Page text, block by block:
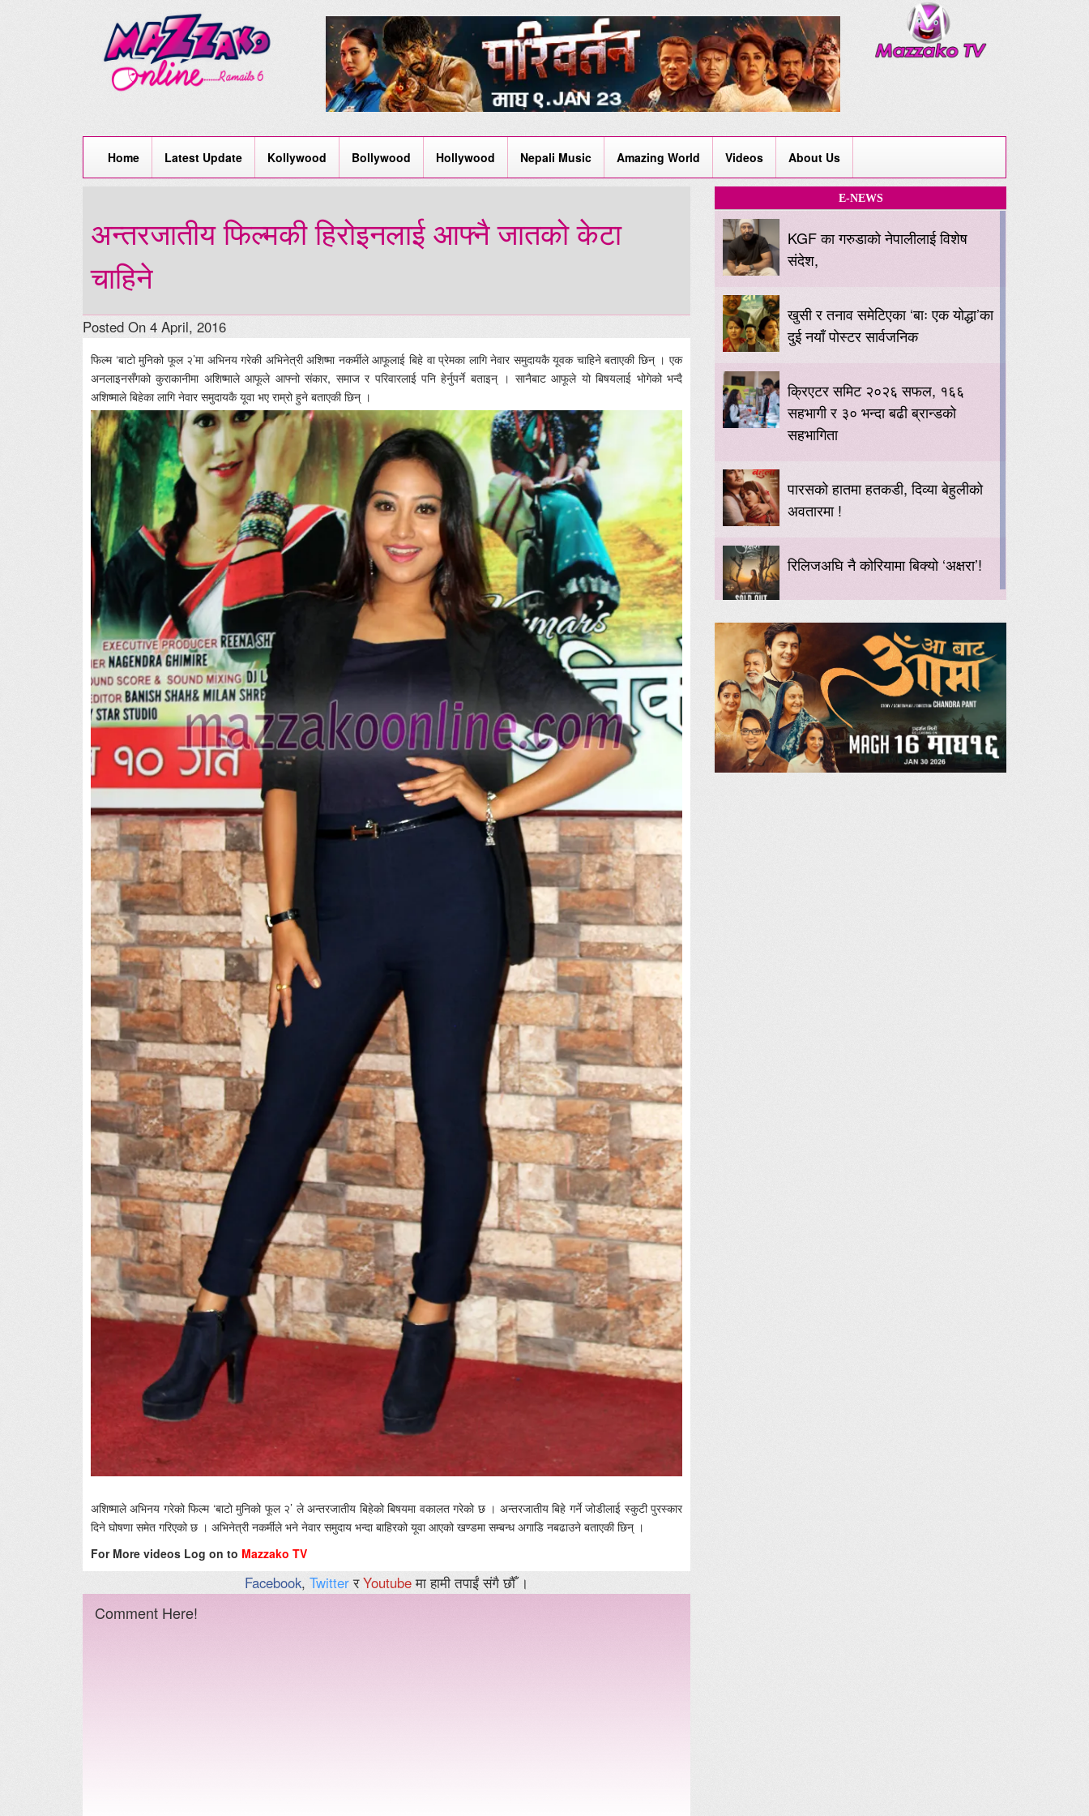
Home Latest Update Kollywood Bollywood Hollywood Nepali Music Amazing World Videos About Us
अन्तरजातीय फिल्मकी हिरोइनलाई आफ्नै जातको केटा
चाहिने
Posted On 4 April, 2016
फिल्म ‘बाटो मुनिको फूल २’मा अभिनय गरेकी अभिनेत्री अशिष्मा नकर्मीले आफूलाई बिहे वा प्रेमका लागि नेवार समुदायकै यूवक चाहिने बताएकी छिन् । एक
अनलाइनसँगको कुराकानीमा अशिष्माले आफूले आफ्नो संकार, समाज र परिवारलाई पनि हेर्नुपर्ने बताइन् । सानैबाट आफूले यो बिषयलाई भोगेको भन्दै
अशिष्माले बिहेका लागि नेवार समुदायकै यूवा भए राम्रो हुने बताएकी छिन् ।
अशिष्माले अभिनय गरेको फिल्म ‘बाटो मुनिको फूल २’ ले अन्तरजातीय बिहेको बिषयमा वकालत गरेको छ । अन्तरजातीय बिहे गर्ने जोडीलाई स्कुटी पुरस्कार
दिने घोषणा समेत गरिएको छ । अभिनेत्री नकर्मीले भने नेवार समुदाय भन्दा बाहिरको यूवा आएको खण्डमा सम्बन्ध अगाडि नबढाउने बताएकी छिन् ।
For More videos Log on to Mazzako TV
Facebook, TwitterरYoutubeमा हामी तपाईं संगै छौँ ।
Comment Here!
E-NEWS
KGF का गरुडाको नेपालीलाई विशेष
संदेश,
खुसी र तनाव समेटिएका ‘बाः एक योद्धा’का
दुई नयाँ पोस्टर सार्वजनिक
क्रिएटर समिट २०२६ सफल, १६६
सहभागी र ३० भन्दा बढी ब्रान्डको
सहभागिता
पारसको हातमा हतकडी, दिव्या बेहुलीको
अवतारमा !
रिलिजअघि नै कोरियामा बिक्यो ‘अक्षरा’!